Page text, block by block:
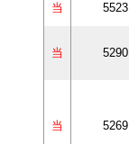
当 5523
当 5290
当 5269